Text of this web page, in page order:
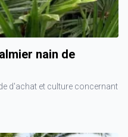
nain de
d'achat et culture concernant